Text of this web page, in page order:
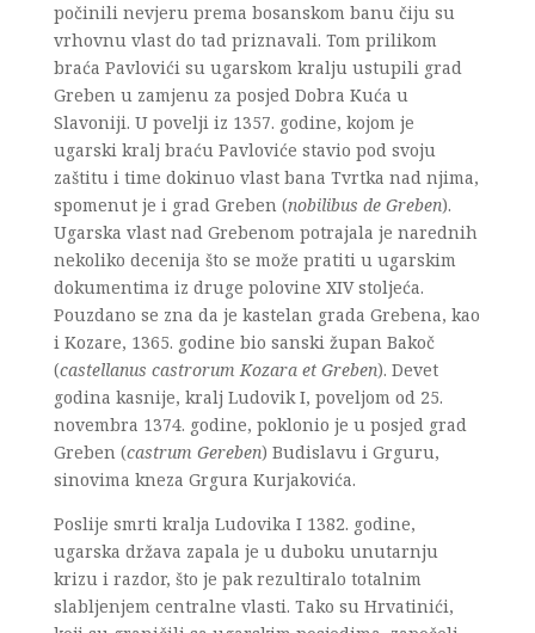
počinili nevjeru prema bosanskom banu čiju su
vrhovnu vlast do tad priznavali. Tom prilikom
braća Pavlovići su ugarskom kralju ustupili grad
Greben u zamjenu za posjed Dobra Kuća u
Slavoniji. U povelji iz 1357. godine, kojom je
ugarski kralj braću Pavloviće stavio pod svoju
zaštitu i time dokinuo vlast bana Tvrtka nad njima,
spomenut je i grad Greben (nobilibus de Greben).
Ugarska vlast nad Grebenom potrajala je narednih
nekoliko decenija što se može pratiti u ugarskim
dokumentima iz druge polovine XIV stoljeća.
Pouzdano se zna da je kastelan grada Grebena, kao
i Kozare, 1365. godine bio sanski župan Bakoč
(castellanus castrorum Kozara et Greben). Devet
godina kasnije, kralj Ludovik I, poveljom od 25.
novembra 1374. godine, poklonio je u posjed grad
Greben (castrum Gereben) Budislavu i Grguru,
sinovima kneza Grgura Kurjakovića.
Poslije smrti kralja Ludovika I 1382. godine,
ugarska država zapala je u duboku unutarnju
krizu i razdor, što je pak rezultiralo totalnim
slabljenjem centralne vlasti. Tako su Hrvatinići,